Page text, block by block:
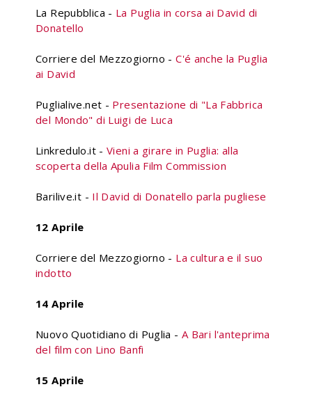
La Repubblica - La Puglia in corsa ai David di
Donatello
Corriere del Mezzogiorno -C'é anche la Puglia
ai David
Puglialive.net - Presentazione di "La Fabbrica
del Mondo" di Luigi de Luca
Linkredulo.it - Vieni a girare in Puglia: alla
scoperta della Apulia Film Commission
Barilive.it - Il David di Donatello parla pugliese
12 Aprile
Corriere del Mezzogiorno - La cultura e il suo
indotto
14 Aprile
Nuovo Quotidiano di Puglia - A Bari l'anteprima
del film con Lino Banfi
15 Aprile